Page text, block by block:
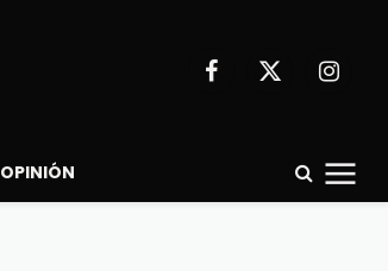
Facebook
X
OPINIÓN